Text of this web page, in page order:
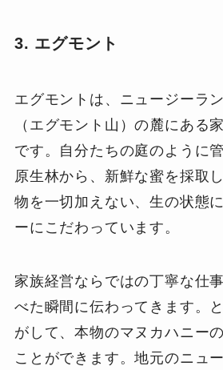
3. エグモント
エグモントは、ニュージーラ
（エグモント山）の麓にある
です。自分たちの庭のように
原生林から、新鮮な蜜を採取
物を一切加えない、生の状態
ーにこだわっています。
家族経営ならではの丁寧な仕
べた瞬間に伝わってきます。
がして、本物のマヌカハニー
ことができます。地元のニュ